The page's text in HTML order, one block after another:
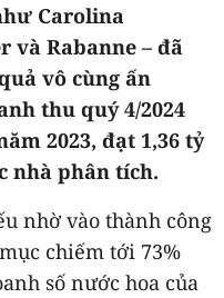
Carolina
và Rabanne – đã
vô cùng ấn
thu quý 4/2024
2023, đạt 1,36 tỷ
nhà phân tích.
nhờ vào thành công
chiếm tới 73%
số nước hoa của